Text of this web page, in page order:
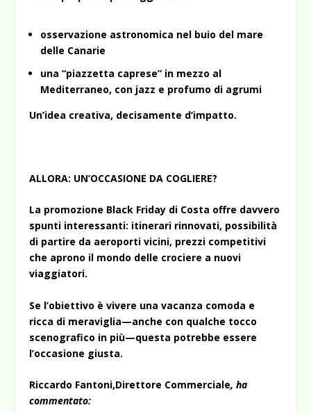
osservazione astronomica nel buio del mare
delle Canarie
una “piazzetta caprese” in mezzo al
Mediterraneo, con jazz e profumo di agrumi
Un’idea creativa, decisamente d’impatto.
ALLORA: UN’OCCASIONE DA COGLIERE?
La promozione Black Friday di Costa offre davvero
spunti interessanti: itinerari rinnovati, possibilità
di partire da aeroporti vicini, prezzi competitivi
che aprono il mondo delle crociere a nuovi
viaggiatori.
Se l’obiettivo è vivere una vacanza comoda e
ricca di meraviglia—anche con qualche tocco
scenografico in più—questa potrebbe essere
l’occasione giusta.
Riccardo Fantoni,Direttore Commerciale, ha
commentato: